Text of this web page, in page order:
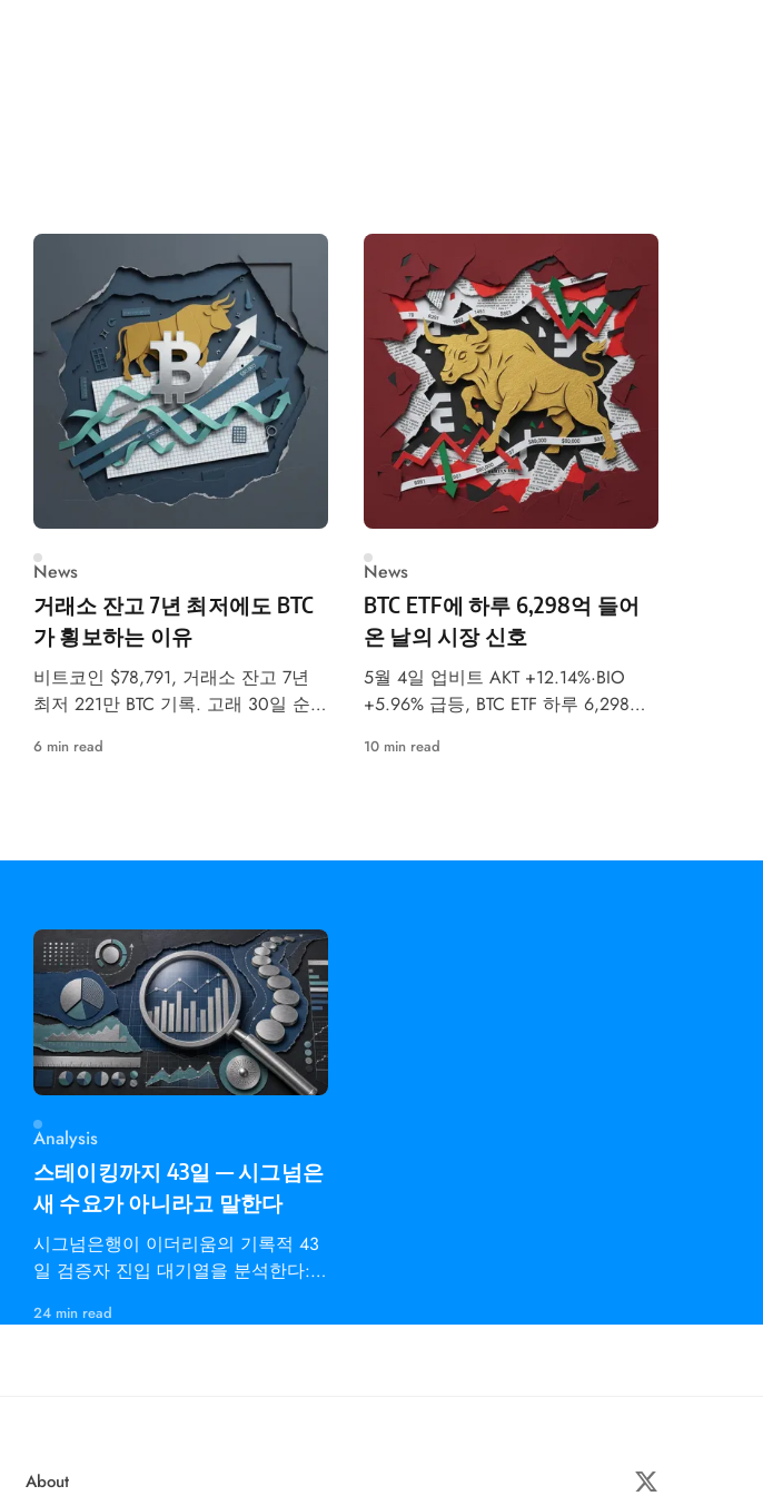
News
거래소 잔고 7년 최저에도 BTC
가 횡보하는 이유
비트코인 $78,791, 거래소 잔고 7년
최저 221만 BTC 기록. 고래 30일 순매
5월 강세·약세 시나리오를 분석합니
6 min read
News
BTC ETF에 하루 6,298억 들어
온 날의 시장 신호
5월 4일 업비트 AKT +12.14%·BIO
+5.96% 급등, BTC ETF 하루 6,298억
주 FOMC 금리 결정이 최대 변수입니
10 min read
Analysis
스테이킹까지 43일 — 시그넘은
새 수요가 아니라고 말한다
시그넘은행이 이더리움의 기록적 43
일 검증자 진입 대기열을 분석한다:
24 min read
About